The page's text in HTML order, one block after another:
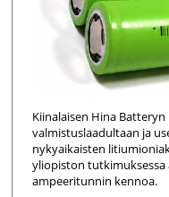
Kiinalaisen Hina
valmistuslaadultaan ja
nykyaikaisten
yliopiston tutkimuksessa
ampeeritunnin kennoa.